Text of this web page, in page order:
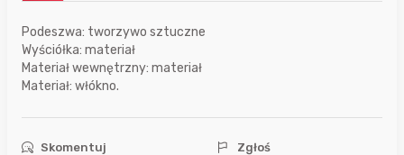
Podeszwa: tworzywo sztuczne
Wyściółka: materiał
Materiał wewnętrzny: materiał
Materiał: włókno.
Skomentuj Zgłoś